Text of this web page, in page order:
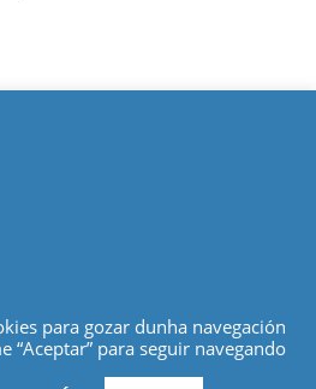
para gozar dunha navegación
“Aceptar” para seguir navegando